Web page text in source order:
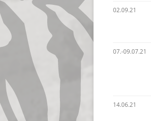
02.09.21
07.-09.07.21
14.06.21